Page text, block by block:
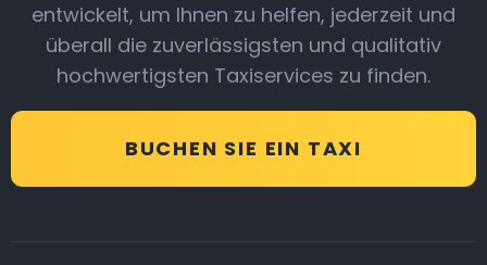
entwickelt, um Ihnen zu helfen, jederzeit und
überall die zuverlässigsten und qualitativ
hochwertigsten Taxiservices zu finden.
BUCHEN SIE EIN TAXI